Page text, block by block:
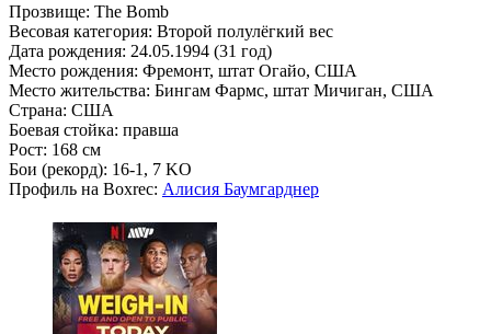
Прозвище: The Bomb
Весовая категория: Второй полулёгкий вес
Дата рождения: 24.05.1994 (31 год)
Место рождения: Фремонт, штат Огайо, США
Место жительства: Бингам Фармс, штат Мичиган, США
Страна: США
Боевая стойка: правша
Рост: 168 см
Бои (рекорд): 16-1, 7 KO
Профиль на Boxrec: Алисия Баумгарднер